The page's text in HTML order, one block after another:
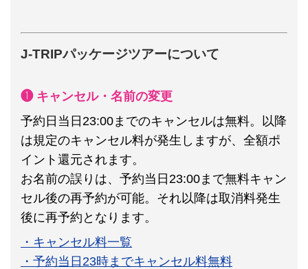
J-TRIPパッケージツアーについて
❶ キャンセル・名前の変更
予約日当日23:00までのキャンセルは無料。以降
は規定のキャンセル料が発生しますが、全額ポ
イント還元されます。
お名前の誤りは、予約当日23:00まで無料キャン
セル後の再予約が可能。それ以降は取消料発生
後に再予約となります。
・キャンセル料一覧
・予約当日23時までキャンセル料無料